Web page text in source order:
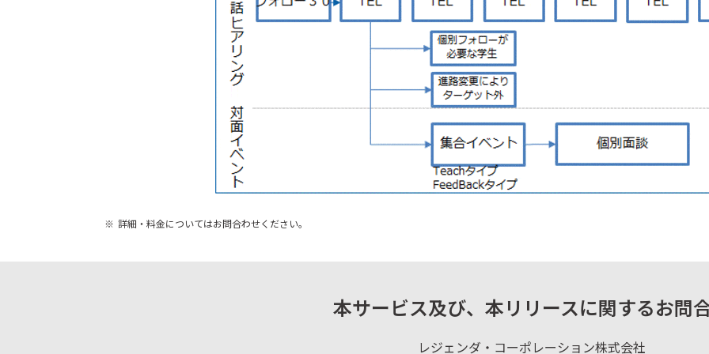
詳細・料金についてはお問合わせください。
本サービス及び、 本リリースに関するお問
レジェンダ・コーポレーション株式会社